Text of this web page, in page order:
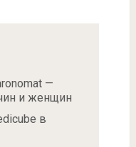
—
и женщин
в